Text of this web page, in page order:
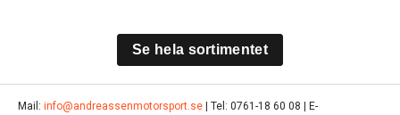
Se hela sortimentet
Mail: info@andreassenmotorsport.se | Tel: 0761-18 60 08 | E-